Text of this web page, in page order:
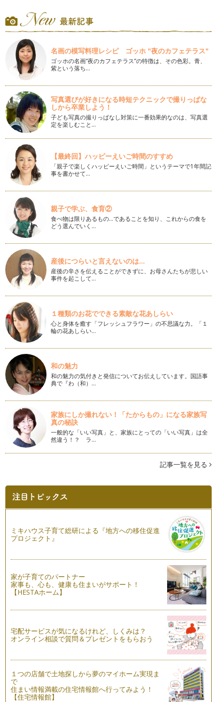
それでもやっぱり離婚となった方へ～共同養育という選択肢
②「争いは捨てよう」
離婚するしない、または離婚すると決まり子どもの親権や財産
分与などの話し合いをする…
それでもやっぱり離婚となった方へ～共同養育という選択肢
①「共同養育とは何なのか」
「共同養育」という言葉を初めて聞く方も多いことと思いま
す。現在の日本は、離婚後は父親か母親…
離婚を考える前にやってみよう⑩「自分と相手の心の掛け軸を
知ろう」
パパやお子さんと日常を過ごす中で、時には自分の考えや理想
とは違う言動を相手から受けることが…
離婚を考える前にやってみよう⑨「まずは自分自身について理
解しよう」
周囲とのコミュニケーションについて考える時、相手はどんな
タイプだろうか、相手は何を考えてい…
離婚を考える前にやってみよう⑧「当たり前の価値を再認識し
よう（後半）～適切な側面に注目することの大切さ」
ほとんどの場合、自分への批判は耳が痛いものですが、他方で
人への批判やダメ出しは出そうと思え…
離婚を考える前にやってみよう⑦「当たり前の価値を再認識し
よう（前半）～相手の良さを再発見！」
ほとんどの場合、自分への批判は耳が痛いものですが、他方で
人への批判やダメ出しは出そうと思え…
離婚を考える前にやってみよう⑥「相手の行動の目的に注目し
よう」
人の行動には意識的であっても無意識であっても必ず「わけ」
が存在し、その「わけ」には「原因」…
離婚を考える前にやってみよう⑤「自分の感情との上手な付き
合い方」
つい感情的になってしまう、感情が抑えられない、などと感情
は自然とわき起こり自分ではコントロ…
離婚を考える前にやってみよう④「言葉の使い方を工夫しよう
～お願い口調と意見言葉への変換が生み出すコミュニケーショ
ン力～」
言葉は伝える手段である共に、取り扱いによっては人を勇気づ
けることも傷つけることもできます。…
離婚を考える前にやってみよう③～聴き上手になろう（実践
編）
よりよいコミュニケーションのためには話すことと同じくら
離婚を考える前にやってみよう②～聴き上手になろう（概要
編）
よりよいコミュニケーションのためには話すことと同じくら
離婚を考える前にやってみよう①「色々なものの見方・考え方
もしも離婚が頭によぎったら!?～ママの心の持ち方について
もしも離婚が頭によぎり、万が一、離婚となった時に子どもに
もしも離婚が頭によぎったら!?～離婚が及ぼす子どもへの負担
⑥「ママとの時間の欠乏と寂しさ」
もしも離婚となった時に子どもにかかる負担はどのくらいある
もしも離婚が頭によぎったら!?～離婚が及ぼす子どもへの負担
⑤「周囲からの言動のダメージ」
もしも離婚となった時に子どもにかかる負担はどのくらいある
のでしょうか。今回は子どもを取り巻…
名画の模写料理レシピ ゴッホ "夜のカフェテラス"
ゴッホの名画“夜のカフェテラス”の特徴は、その色彩。青、
紫という落ち…
写真選びが好きになる時短テクニックで撮りっぱな
しから卒業しよう！
子ども写真の撮りっぱなし対策に一番効果的なのは、写真選
定を楽しむこと…
【最終回】ハッピーえいご時間のすすめ
「親子で楽しくハッピーえいご時間」というテーマで1年間記
事を書かせて…
親子で学ぶ、食育②
食べ物は限りあるもの…であることを知り、これからの食を
どう選んでいく…
産後につらいと言えないのは...
産後の辛さを伝えることができずに、お母さんたちが悲しい
事件を起こして…
１種類のお花でできる素敵な花あしらい
心と身体を癒す「フレッシュフラワー」の不思議な力。「１
輪の花あしらい…
和の魅力
和の魅力の気付きと発信についてお伝えしています。国語事
典で『わ（和）…
家族にしか撮れない！「たからもの」になる家族写
真の秘訣
一般的な「いい写真」と、家族にとっての「いい写真」は全
然違う！？ ラ…
記事一覧を見る
ミキハウス子育て総研による『地方への移住促進
プロジェクト』
家が子育てのパートナー
家事も、心も、健康も住まいがサポート！
【HESTAホーム】
宅配サービスが気になるけれど、しくみは？
オンライン相談で質問＆プレゼントをもらおう
１つの店舗で土地探しから夢のマイホーム実現ま
で
住まい情報満載の住宅情報館へ行ってみよう！
【住宅情報館】